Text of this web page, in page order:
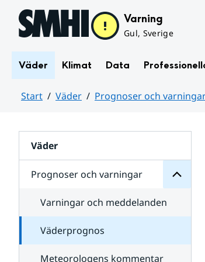
Hoppa till sidans innehåll Varning
Gul, Sverige
Väder Klimat Data
Start Väder Prognoser och
Väder
Prognoser och varningar
för
varningar
Varningar och meddelanden
Väderprognos
Meteorologens kommentar